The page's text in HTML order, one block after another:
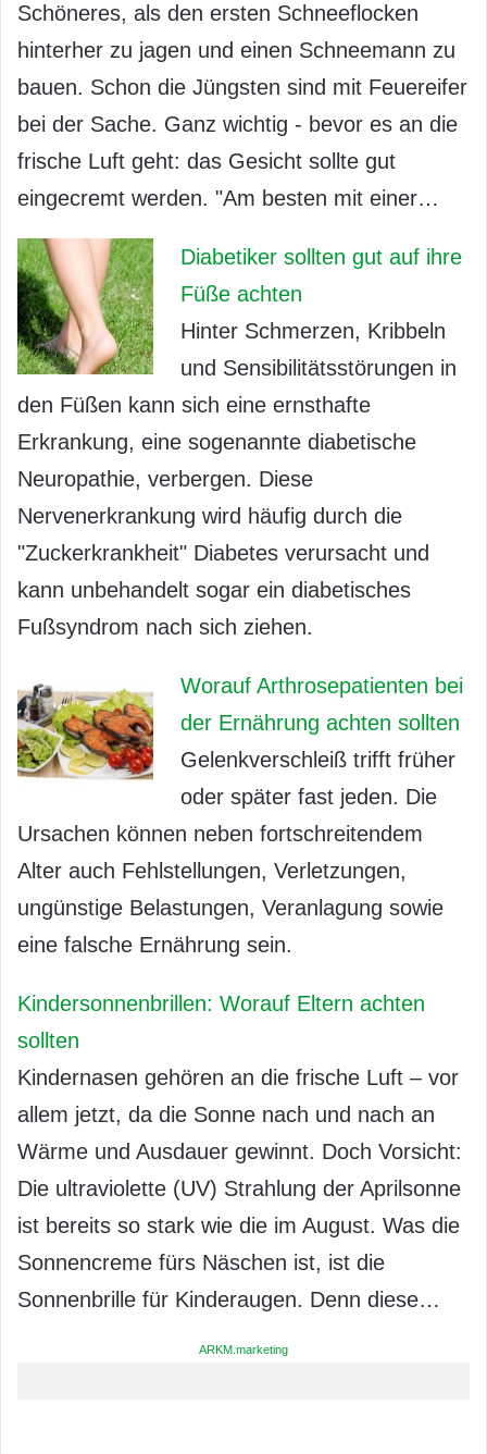
Schöneres, als den ersten Schneeflocken
hinterher zu jagen und einen Schneemann zu
bauen. Schon die Jüngsten sind mit Feuereifer
bei der Sache. Ganz wichtig - bevor es an die
frische Luft geht: das Gesicht sollte gut
eingecremt werden. "Am besten mit einer…
Diabetiker sollten gut auf ihre
Füße achten
Hinter Schmerzen, Kribbeln
und Sensibilitätsstörungen in
den Füßen kann sich eine ernsthafte
Erkrankung, eine sogenannte diabetische
Neuropathie, verbergen. Diese
Nervenerkrankung wird häufig durch die
"Zuckerkrankheit" Diabetes verursacht und
kann unbehandelt sogar ein diabetisches
Fußsyndrom nach sich ziehen.
Worauf Arthrosepatienten bei
der Ernährung achten sollten
Gelenkverschleiß trifft früher
oder später fast jeden. Die
Ursachen können neben fortschreitendem
Alter auch Fehlstellungen, Verletzungen,
ungünstige Belastungen, Veranlagung sowie
eine falsche Ernährung sein.
Kindersonnenbrillen: Worauf Eltern achten
sollten
Kindernasen gehören an die frische Luft – vor
allem jetzt, da die Sonne nach und nach an
Wärme und Ausdauer gewinnt. Doch Vorsicht:
Die ultraviolette (UV) Strahlung der Aprilsonne
ist bereits so stark wie die im August. Was die
Sonnencreme fürs Näschen ist, ist die
Sonnenbrille für Kinderaugen. Denn diese…
ARKM.marketing